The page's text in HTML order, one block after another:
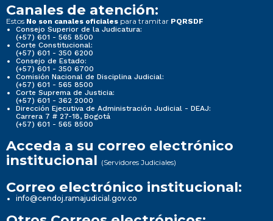
Canales de atención:
Estos No son canales oficiales para tramitar PQRSDF
Consejo Superior de la Judicatura:
(+57) 601 - 565 8500
Corte Constitucional:
(+57) 601 - 350 6200
Consejo de Estado:
(+57) 601 - 350 6700
Comisión Nacional de Disciplina Judicial:
(+57) 601 - 565 8500
Corte Suprema de Justicia:
(+57) 601 - 362 2000
Dirección Ejecutiva de Administración Judicial - DEAJ:
Carrera 7 # 27-18, Bogotá
(+57) 601 - 565 8500
Acceda a su correo electrónico
institucional (Servidores Judiciales)
Correo electrónico institucional:
info@cendoj.ramajudicial.gov.co